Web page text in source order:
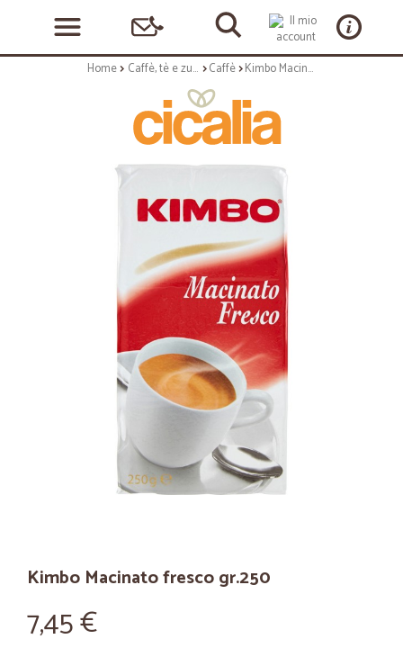
Home Caffè, tè e zucchero Caffè Kimbo Macinato fresco gr.250
Kimbo Macinato fresco gr.250
7,45 €